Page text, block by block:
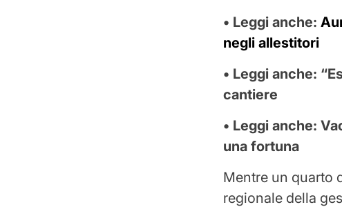
• Leggi anche:
negli allestitori
• Leggi anche:
cantiere
• Leggi anche:
una fortuna
Mentre un quarto
regionale della